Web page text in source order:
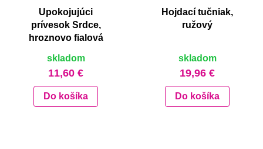
Upokojujúci
prívesok Srdce,
hroznovo fialová
skladom
11,60 €
Do košíka
Hojdací tučniak,
ružový
skladom
19,96 €
Do košíka